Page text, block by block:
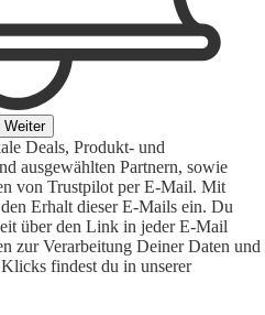
Weiter
Deals, Produkt- und
ausgewählten Partnern, sowie
von Trustpilot per E-Mail. Mit
Erhalt dieser E-Mails ein. Du
über den Link in jeder E-Mail
zur Verarbeitung Deiner Daten und
findest du in unserer